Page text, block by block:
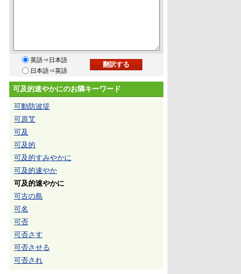
英語⇒日本語
日本語⇒英語
可及的速やかにのお隣キーワード
可動防波堤
可原艾
可及
可及的
可及的すみやかに
可及的速やか
可及的速やかに
可古の島
可名
可否
可否さす
可否させる
可否され